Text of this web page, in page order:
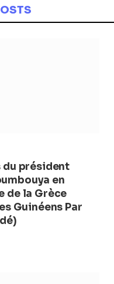
du président
en
de la Grèce
Guinéens Par